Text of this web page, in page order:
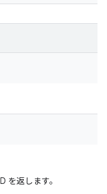
を返します。